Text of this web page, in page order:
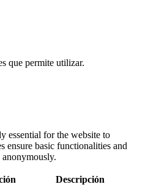
que permite utilizar.
essential for the website to
ensure basic functionalities and
Descripción